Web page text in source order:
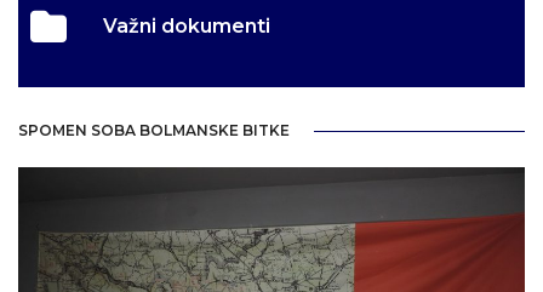
Važni dokumenti
SPOMEN SOBA BOLMANSKE BITKE